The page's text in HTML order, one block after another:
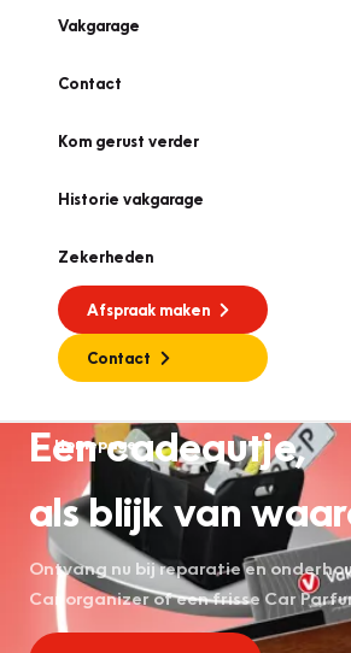
Vakgarage
Contact
Kom gerust verder
Historie vakgarage
Zekerheden
Afspraak maken
Contact
Homepage
Een cadeautje,
als blijk van
Ontvang nu bij reparatie en
Car organizer of een frisse Car